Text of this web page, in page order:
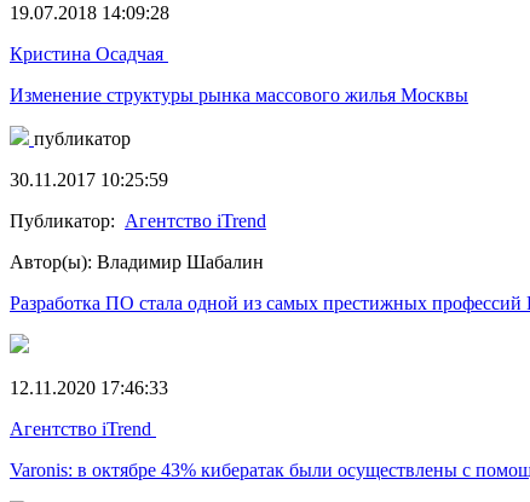
19.07.2018 14:09:28
Кристина Осадчая
Изменение структуры рынка массового жилья Москвы
публикатор
30.11.2017 10:25:59
Публикатор: Агентство iTrend
Автор(ы): Владимир Шабалин
Разработка ПО стала одной из самых престижных профессий
12.11.2020 17:46:33
Агентство iTrend
Varonis: в октябре 43% кибератак были осуществлены с